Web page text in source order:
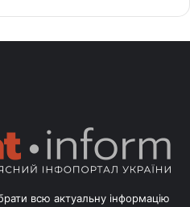
всю актуальну інформацію